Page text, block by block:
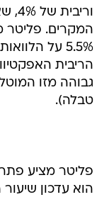
המקרים. פליטר
5.5% על
הריבית
גבוהה מזו
טבלה).
פליטר מציע
הוא עדכון